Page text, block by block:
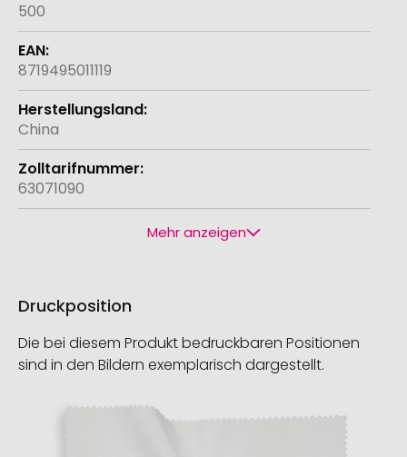
500
8719495011119
China
63071090
Mehr anzeigen
Druckposition
Die bei diesem Produkt bedruckbaren Positionen
sind in den Bildern exemplarisch dargestellt.